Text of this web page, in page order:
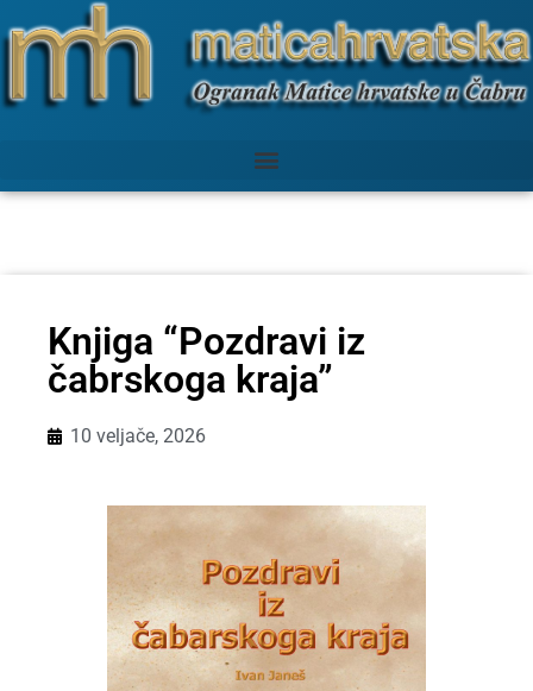
Knjiga “Pozdravi iz
čabrskoga kraja”
10 veljače, 2026